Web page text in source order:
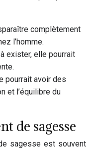
complètement
l’homme.
exister, elle pourrait
pourrait avoir des
et l’équilibre du
de sagesse
sagesse est souvent